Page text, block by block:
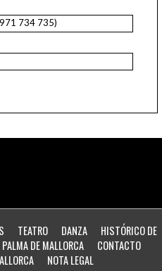
734 735)
TEATRO DANZA
HISTÓRICO DE
DE MALLORCA
CONTACTO
NOTA LEGAL